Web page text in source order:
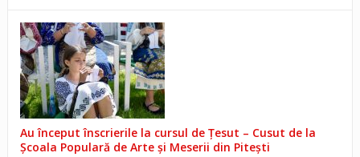
Au început înscrierile la cursul de Țesut – Cusut de la
Școala Populară de Arte și Meserii din Pitești